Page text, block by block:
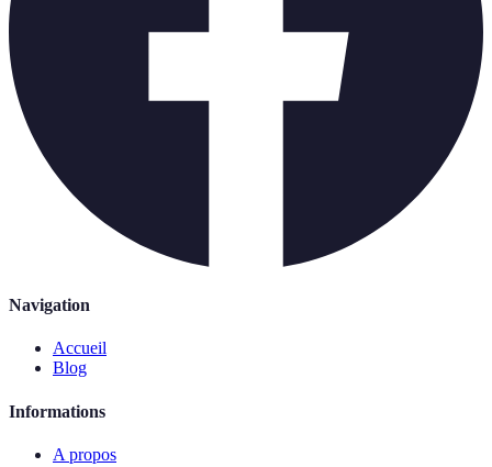
Navigation
Accueil
Blog
Informations
A propos